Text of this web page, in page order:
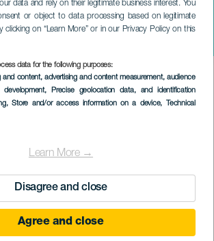
data and rely on their legitimate business interest. You
or object to data processing based on legitimate
clicking on “Learn More” or in our Privacy Policy on this
data for the following purposes:
and content, advertising and content measurement, audience
, Precise geolocation data, and identification
, Store and/or access information on a device, Technical
Learn More →
Disagree and close
Agree and close
Vihataan